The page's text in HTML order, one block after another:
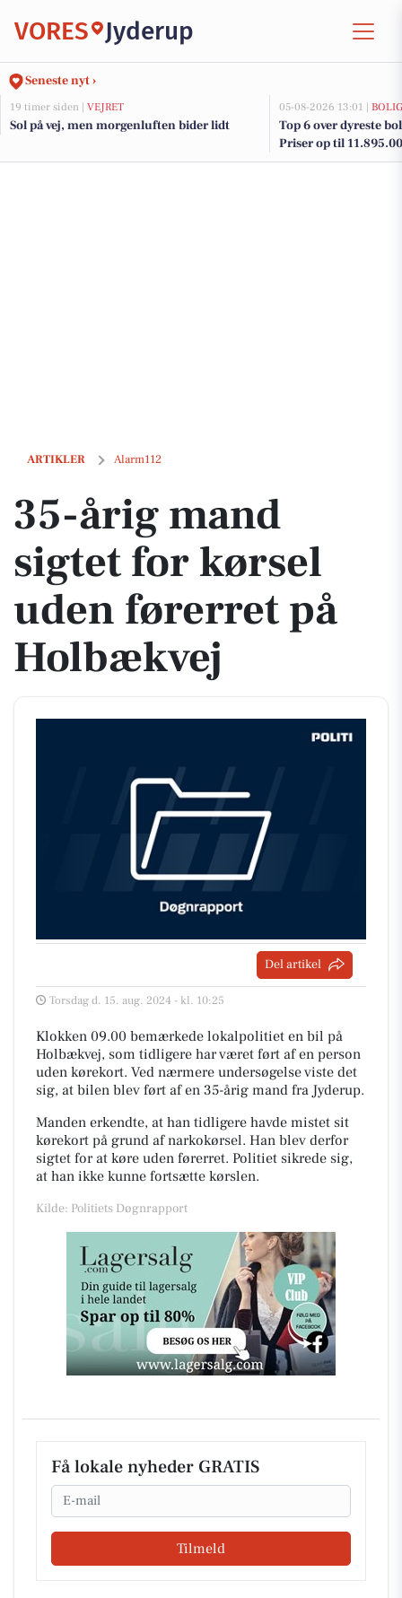
VORES Jyderup
Seneste nyt ›
19 timer siden | VEJRET
Sol på vej, men morgenluften bider lidt
05-08-2026 13:01 |
Top 6 over dyreste
Priser op til
ARTIKLER Alarm112
35-årig mand sigtet for kørsel uden førerret på Holbækvej
35-årig mand
sigtet for kørsel
uden førerret på
Holbækvej
Del artikel
Torsdag d. 15. aug. 2024 - kl. 10:25
Klokken 09.00 bemærkede lokalpolitiet en bil på
Holbækvej, som tidligere har været ført af en person
uden kørekort. Ved nærmere undersøgelse viste det
sig, at bilen blev ført af en 35-årig mand fra Jyderup.
Manden erkendte, at han tidligere havde mistet sit
kørekort på grund af narkokørsel. Han blev derfor
sigtet for at køre uden førerret. Politiet sikrede sig,
at han ikke kunne fortsætte kørslen.
Kilde: Politiets Døgnrapport
Få lokale nyheder GRATIS
Email
Tilmeld